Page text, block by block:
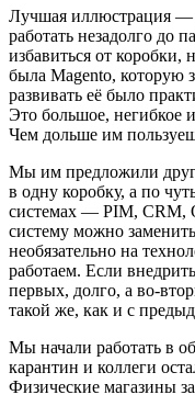
Лучшая иллюстрация
работать незадолго до
избавиться от коробки,
была Magento, которую
развивать её было
Это большое, негибкое
Чем дольше им
Мы им предложили
в одну коробку, а по
системах — PIM, CRM,
систему можно
необязательно на
работаем. Если
первых, долго, а во-
такой же, как и с
Мы начали работать в
карантин и коллеги
Физические магазины